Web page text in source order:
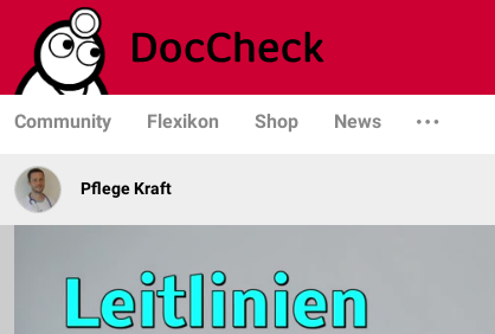
Community Flexikon Shop News
Pflege Kraft